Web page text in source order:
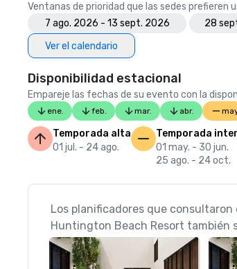
Ventanas de prioridad que las sedes prefieren
7 ago. 2026 - 13 sept. 2026
28
Ver el calendario
Disponibilidad estacional
Empareje las fechas de su evento con la
ene. feb. mar. abr.
Temporada alta
01 jul. - 24 ago.
Temporada
01 may. - 30 jun.
25 ago. - 24 oct.
Los planificadores que
Huntington Beach Resort también